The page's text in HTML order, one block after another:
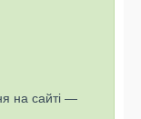
на сайті —